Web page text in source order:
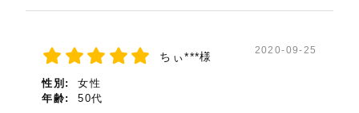
まず、包装紙が「千年の香り」抹茶へのこだわ
りを感じさせ、店名が鮮やかなシールに圧倒
されました。
ちぃ***様 2020-09-25
性別:
女性
年齢:
50代